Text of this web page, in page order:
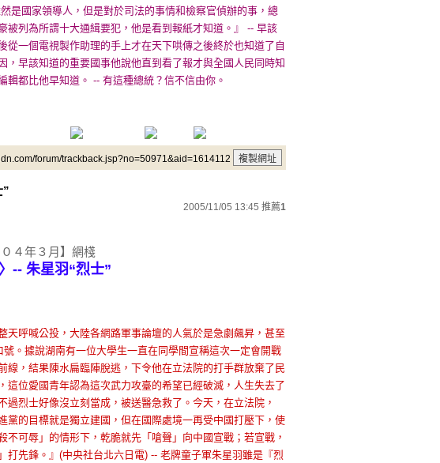
是國家領導人，但是對於司法的事情和檢察官偵辦的事，總
被列為所謂十大通緝要犯，他是看到報紙才知道。』 -- 早該
從一個電視製作助理的手上才在天下哄傳之後終於也知道了自
，早該知道的重要國事他說他直到看了報才與全國人民同時知
輯都比他早知道。 -- 有這種總統？信不信由你。
forum/trackback.jsp?no=50971&aid=1614112
”
2005/11/05 13:45 推薦1
４年３月】網棧
-- 朱星羽“烈士”
天呼喊公投，大陸各網路軍事論壇的人氣於是急劇飆昇，甚至
號。據說湖南有一位大學生一直在同學間宣稱這次一定會開戰
線，結果陳水扁臨陣脫逃，下令他在立法院的打手群放棄了民
這位愛國青年認為這次武力攻臺的希望已經破滅，人生失去了
過烈士好像沒立刻當成，被送醫急救了。今天，在立法院，
黨的目標就是獨立建國，但在國際處境一再受中國打壓下，使
不可辱」的情形下，乾脆就先「嗆聲」向中國宣戰；若宣戰，
打先鋒。』(中央社台北六日電) -- 老牌童子軍朱星羽雖是『烈